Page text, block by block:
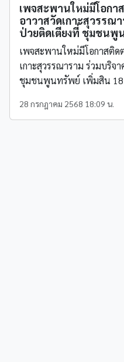
เพจสะพานใหม่มีโอกา
อาวาสวัดเกาะสุวรรณ
ป่วยติดเตียงที่ ชุมชนพู
เพจสะพานใหม่มีโอกาสติด
เกาะสุวรรณาราม ร่วมบริจ
ชุมชนพูนทรัพย์ เพิ่มสิน 18
28 กรกฎาคม 2568 18:09 น.